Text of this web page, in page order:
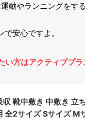
動やランニングをす
安心ですよ。
い方はアクティブプラ
靴中敷き 中敷き 立
全2サイズ Sサイズ M